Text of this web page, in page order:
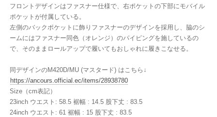
フロントデザインはファスナー仕様で、右ポケットの下部にモバイル
ポケットが付属している。
左側のバックポケットに飾りファスナーのデザインを採用し、脇のシ
ームにはファスナー同色（オレンジ）のパイピングを施しているの
で、そのままロールアップで履いてもおしゃれに履きこなせる。
同デザインのM420D/MU (マスタード) はこちら↓
https://ancours.official.ec/items/28938780
Size（cm表記）
23inch ウエスト: 58.5 裾幅 : 14.5 股下丈 : 83.5
24inch ウエスト: 61 裾幅 : 15 股下丈 : 83.5